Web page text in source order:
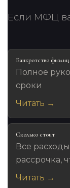
Если МФЦ
Банкротство физлиц
Полное
сроки
Читать →
Сколько стоит
Все
рассрочка,
Читать →